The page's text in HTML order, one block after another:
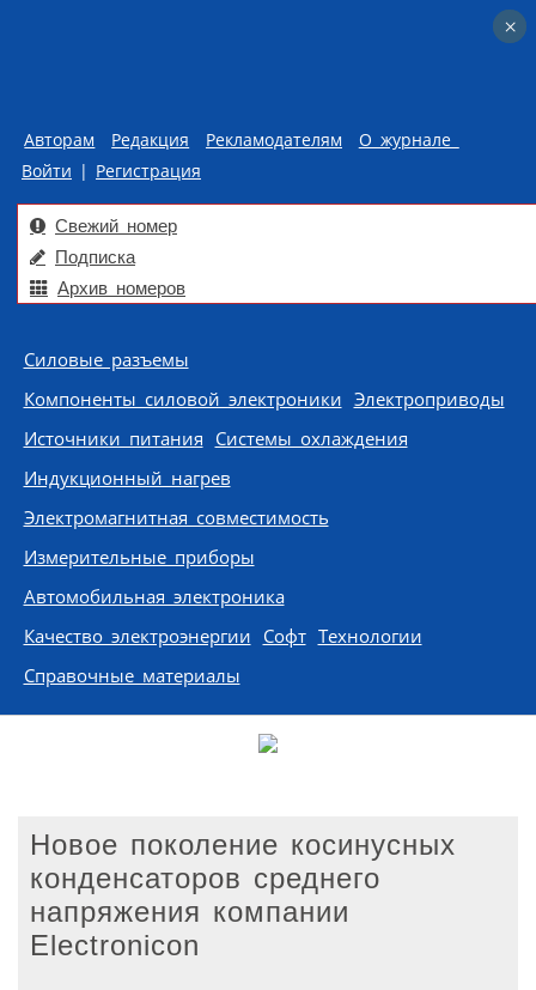
Авторам Редакция Рекламодателям
О журнале
Войти | Регистрация
Свежий номер
Подписка
Архив номеров
Skip to content
Силовые разъемы
Компоненты силовой электроники Электроприводы
Источники питания Системы охлаждения
Индукционный нагрев
Электромагнитная совместимость
Измерительные приборы
Автомобильная электроника
Качество электроэнергии Софт Технологии
Справочные материалы
Новое поколение косинусных
конденсаторов среднего
напряжения компании
Electronicon
×
×